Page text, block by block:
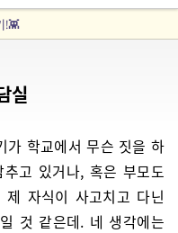
!👾
실
가 학교에서 무슨 짓을 하
고 있거나, 혹은 부모도
자식이 사고치고 다닌
것 같은데. 네 생각에는